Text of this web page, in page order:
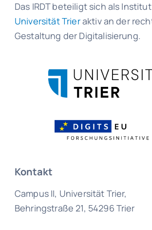
Das IRDT beteiligt sich als
Universität Trieraktiv an der
Gestaltung der Digitalisierung.
Kontakt
Campus II, Universität Trier,
Behringstraße 21, 54296 Trier